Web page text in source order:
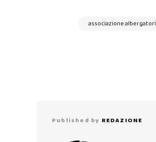
associazione albergatori
Published by REDAZIONE